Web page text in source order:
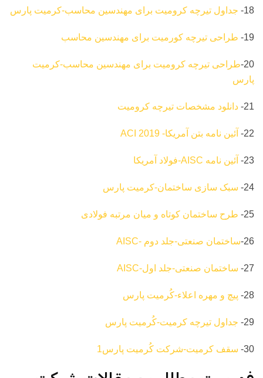
18- جداول تیرچه کرومیت برای مهندسین محاسب-کرمیت پارس
19- طراحی تیرچه کورمیت برای مهندسین محاسب
20- طراحی تیرچه کرومیت برای مهندسین محاسب-کرمیت
پارس
21- دانلود مشخصات تیرچه کرومیت
22- آئین نامه بتن آمریکا- 2019 ACI
23- آئین نامه AISC-فولاد آمریکا
24- سبک سازی ساختمان-کرمیت پارس
25- طرح ساختمان کوتاه و میان مرتبه فولادی
26- ساختمان صنعتی-جلد دوم -AISC
27- ساختمان صنعتی-جلد اول-AISC
28- پیچ و مهره اعلاء-کُرمیت پارس
29- جداول تیرچه کرمیت-کُرمیت پارس
30- سقف کرمیت-شرکت کُرمیت پارس1